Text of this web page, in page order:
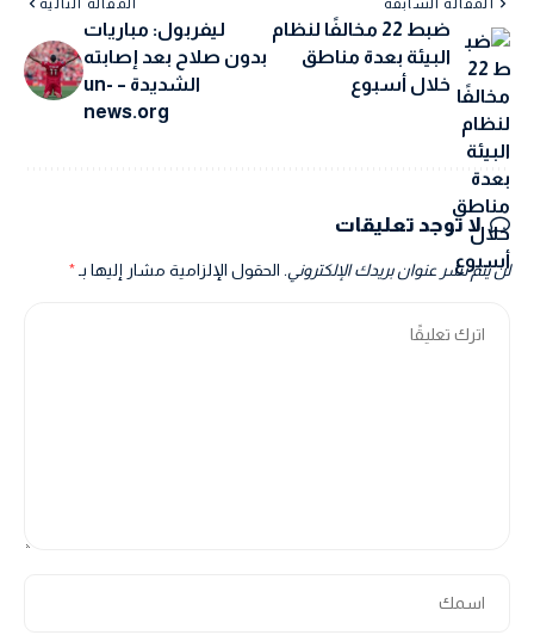
المقالة السابقة
ضبط 22 مخالفًا لنظام
البيئة بعدة مناطق
خلال أسبوع
المقالة التالية
ليفربول: مباريات
بدون صلاح بعد إصابته
الشديدة – un-
news.org
لا توجد تعليقات
لن يتم نشر عنوان بريدك الإلكتروني. الحقول الإلزامية مشار إليها بـ*